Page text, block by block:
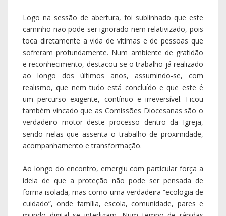
Logo na sessão de abertura, foi sublinhado que este
caminho não pode ser ignorado nem relativizado, pois
toca diretamente a vida de vítimas e de pessoas que
sofreram profundamente. Num ambiente de gratidão
e reconhecimento, destacou-se o trabalho já realizado
ao longo dos últimos anos, assumindo-se, com
realismo, que nem tudo está concluído e que este é
um percurso exigente, contínuo e irreversível. Ficou
também vincado que as Comissões Diocesanas são o
verdadeiro motor deste processo dentro da Igreja,
sendo nelas que assenta o trabalho de proximidade,
acompanhamento e transformação.
Ao longo do encontro, emergiu com particular força a
ideia de que a proteção não pode ser pensada de
forma isolada, mas como uma verdadeira “ecologia de
cuidado”, onde família, escola, comunidade, pares e